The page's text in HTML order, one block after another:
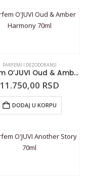
PARFEMI I DEZODORANSI
Parfem O’JUVI Oud & Amber Harmony 70ml
11.750,00 RSD
DODAJ U KORPU